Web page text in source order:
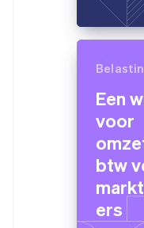
Een
voor
btw
ers